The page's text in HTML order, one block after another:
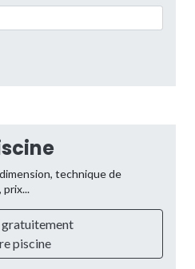
technique de
gratuitement
piscine